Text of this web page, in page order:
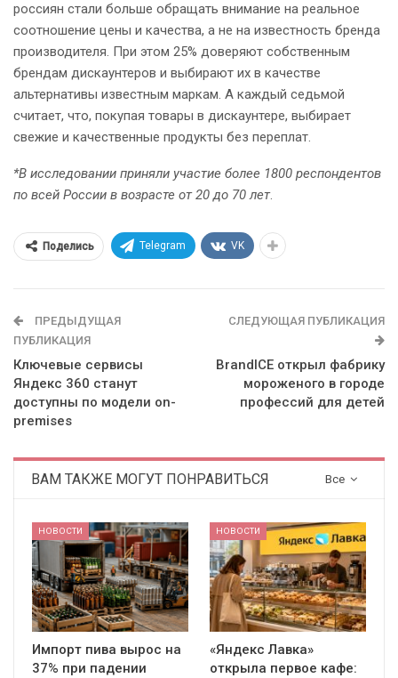
россиян стали больше обращать внимание на реальное
соотношение цены и качества, а не на известность бренда
производителя. При этом 25% доверяют собственным
брендам дискаунтеров и выбирают их в качестве
альтернативы известным маркам. А каждый седьмой
считает, что, покупая товары в дискаунтере, выбирает
свежие и качественные продукты без переплат.
*В исследовании приняли участие более 1800 респондентов
по всей России в возрасте от 20 до 70 лет.
Поделись Telegram VK
ПРЕДЫДУЩАЯ
ПУБЛИКАЦИЯ
Ключевые сервисы
Яндекс 360 станут
доступны по модели on-
premises
СЛЕДУЮЩАЯ ПУБЛИКАЦИЯ
BrandICE открыл фабрику
мороженого в городе
профессий для детей
Все
ВАМ ТАКЖЕ МОГУТ ПОНРАВИТЬСЯ
НОВОСТИ
Импорт пива вырос на
37% при падении
НОВОСТИ
«Яндекс Лавка»
открыла первое кафе: